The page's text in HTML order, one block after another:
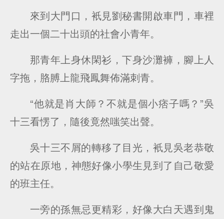
來到大門口，衹見劉秘書開啟車門，車裡
走出一個二十出頭的社會小青年。
那青年上身休閑衫，下身沙灘褲，腳上人
字拖，胳膊上龍飛鳳舞佈滿刺青。
“他就是肖大師？不就是個小痞子嗎？”吳
十三看愣了，隨後竟然嗤笑出聲。
吳十三不屑的轉移了目光，衹見吳老恭敬
的站在原地，神態好像小學生見到了自己敬愛
的班主任。
一旁的孫無忌更精彩，好像大白天遇到鬼